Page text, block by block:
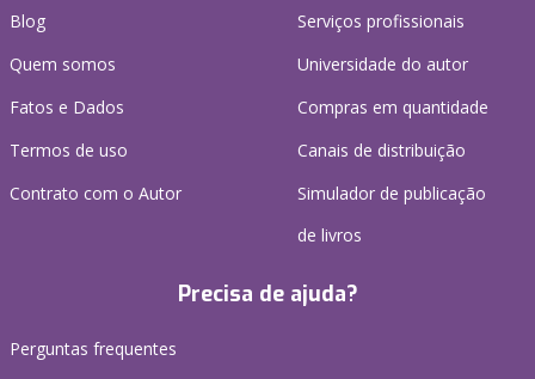
Blog
Quem somos
Fatos e Dados
Termos de uso
Contrato com o Autor
Serviços profissionais
Universidade do autor
Compras em quantidade
Canais de distribuição
Simulador de publicação
de livros
Precisa de ajuda?
Perguntas frequentes